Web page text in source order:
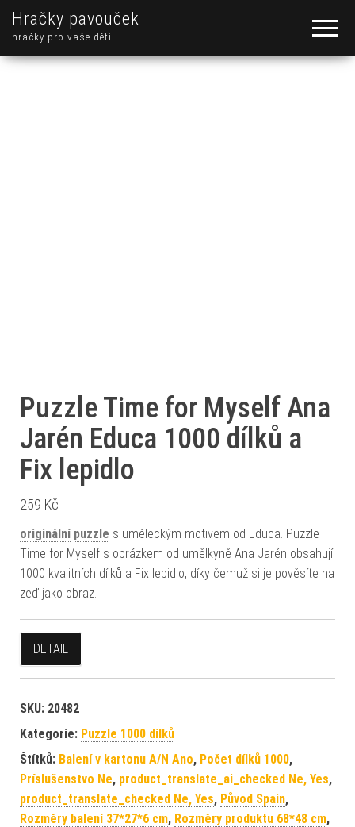
Hračky pavouček
hračky pro vaše děti
Puzzle Time for Myself Ana
Jarén Educa 1000 dílků a
Fix lepidlo
259 Kč
originální puzzle s uměleckým motivem od Educa. Puzzle
Time for Myself s obrázkem od umělkyně Ana Jarén obsahují
1000 kvalitních dílků a Fix lepidlo, díky čemuž si je pověsíte na
zeď jako obraz.
DETAIL
SKU: 20482
Kategorie: Puzzle 1000 dílků
Štítků: Balení v kartonu A/N Ano, Počet dílků 1000,
Príslušenstvo Ne, product_translate_ai_checked Ne, Yes,
product_translate_checked Ne, Yes, Původ Spain,
Rozměry balení 37*27*6 cm, Rozměry produktu 68*48 cm,